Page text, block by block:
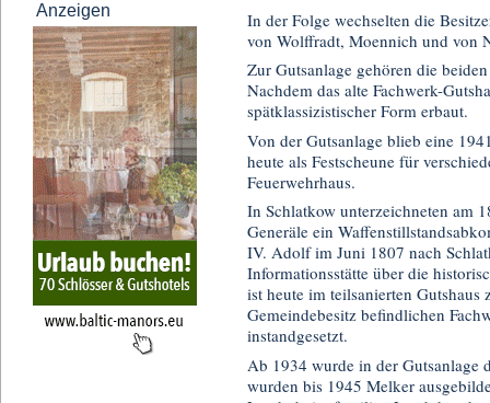
Anzeigen
In der Folge wechselten die
von Wolffradt, Moennich und von
Zur Gutsanlage gehören die
Nachdem das alte Fachwerk-
spätklassizistischer Form erbaut.
Von der Gutsanlage blieb eine
heute als Festscheune für
Feuerwehrhaus.
In Schlatkow unterzeichneten am
Generäle ein
IV. Adolf im Juni 1807 nach
Informationsstätte über die
ist heute im teilsanierten
Gemeindebesitz befindlichen
instandgesetzt.
Ab 1934 wurde in der Gutsanlage
wurden bis 1945 Melker